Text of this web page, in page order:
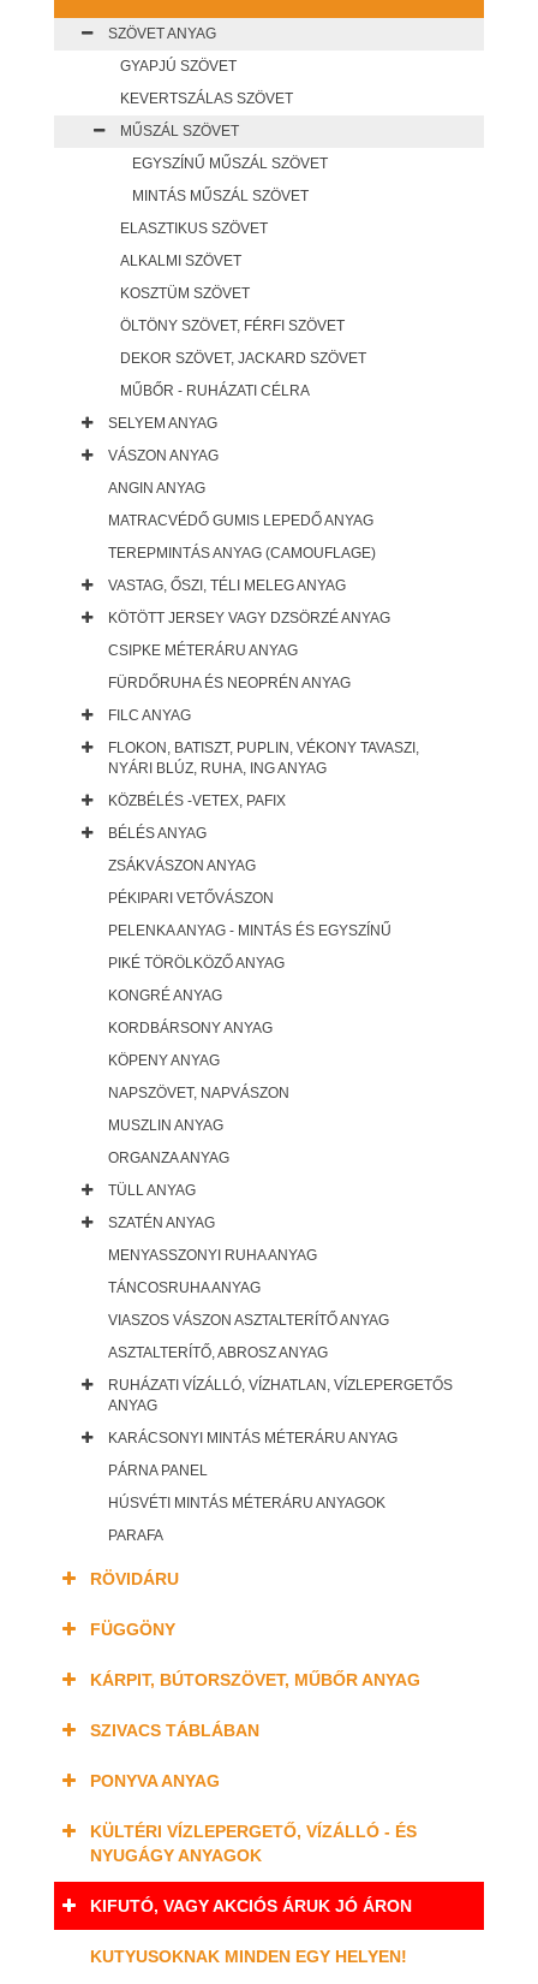
SZÖVET ANYAG
GYAPJÚ SZÖVET
KEVERTSZÁLAS SZÖVET
MŰSZÁL SZÖVET
EGYSZÍNŰ MŰSZÁL SZÖVET
MINTÁS MŰSZÁL SZÖVET
ELASZTIKUS SZÖVET
ALKALMI SZÖVET
KOSZTÜM SZÖVET
ÖLTÖNY SZÖVET, FÉRFI SZÖVET
DEKOR SZÖVET, JACKARD SZÖVET
MŰBŐR - RUHÁZATI CÉLRA
SELYEM ANYAG
VÁSZON ANYAG
ANGIN ANYAG
MATRACVÉDŐ GUMIS LEPEDŐ ANYAG
TEREPMINTÁS ANYAG (CAMOUFLAGE)
VASTAG, ŐSZI, TÉLI MELEG ANYAG
KÖTÖTT JERSEY VAGY DZSÖRZÉ ANYAG
CSIPKE MÉTERÁRU ANYAG
FÜRDŐRUHA ÉS NEOPRÉN ANYAG
FILC ANYAG
FLOKON, BATISZT, PUPLIN, VÉKONY TAVASZI,
NYÁRI BLÚZ, RUHA, ING ANYAG
KÖZBÉLÉS -VETEX, PAFIX
BÉLÉS ANYAG
ZSÁKVÁSZON ANYAG
PÉKIPARI VETŐVÁSZON
PELENKA ANYAG - MINTÁS ÉS EGYSZÍNŰ
PIKÉ TÖRÖLKÖZŐ ANYAG
KONGRÉ ANYAG
KORDBÁRSONY ANYAG
KÖPENY ANYAG
NAPSZÖVET, NAPVÁSZON
MUSZLIN ANYAG
ORGANZA ANYAG
TÜLL ANYAG
SZATÉN ANYAG
MENYASSZONYI RUHA ANYAG
TÁNCOSRUHA ANYAG
VIASZOS VÁSZON ASZTALTERÍTŐ ANYAG
ASZTALTERÍTŐ, ABROSZ ANYAG
RUHÁZATI VÍZÁLLÓ, VÍZHATLAN, VÍZLEPERGETŐS
ANYAG
KARÁCSONYI MINTÁS MÉTERÁRU ANYAG
PÁRNA PANEL
HÚSVÉTI MINTÁS MÉTERÁRU ANYAGOK
PARAFA
RÖVIDÁRU
FÜGGÖNY
KÁRPIT, BÚTORSZÖVET, MŰBŐR ANYAG
SZIVACS TÁBLÁBAN
PONYVA ANYAG
KÜLTÉRI VÍZLEPERGETŐ, VÍZÁLLÓ - ÉS
NYUGÁGY ANYAGOK
KIFUTÓ, VAGY AKCIÓS ÁRUK JÓ ÁRON
KUTYUSOKNAK MINDEN EGY HELYEN!